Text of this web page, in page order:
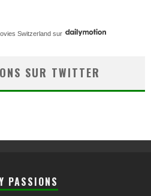
Switzerland sur
SUR TWITTER
PASSIONS